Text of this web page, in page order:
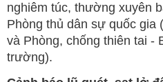
nghiêm túc, thường xuyên
Phòng thủ dân sự quốc gia
và Phòng, chống thiên tai -
trường).